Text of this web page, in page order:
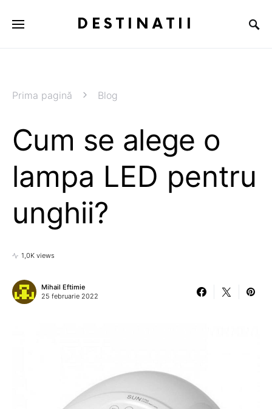
DESTINATII
Prima pagină Blog
Cum se alege o
lampa LED pentru
unghii?
1,0K views
Mihail Eftimie
25 februarie 2022